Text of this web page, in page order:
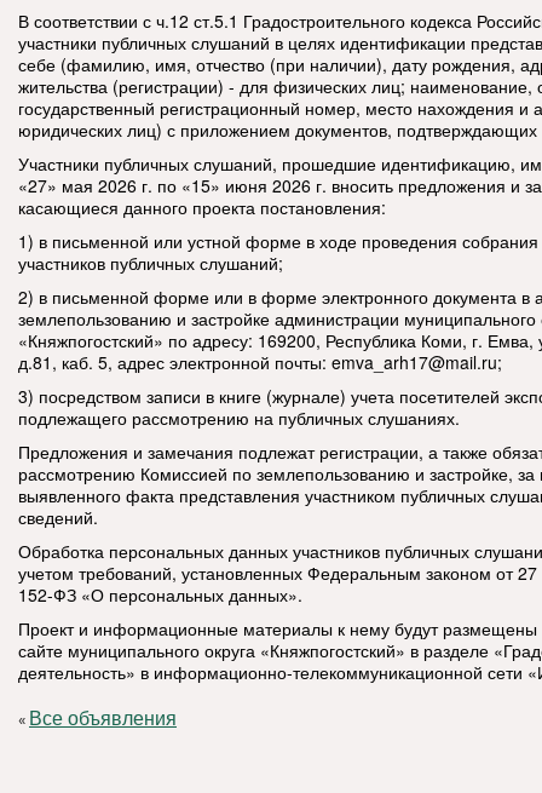
В соответствии с ч.12 ст.5.1 Градостроительного кодекса
участники публичных слушаний в целях идентификации
себе (фамилию, имя, отчество (при наличии), дату рождения,
жительства (регистрации) - для физических лиц; наименование,
государственный регистрационный номер, место нахождения и
юридических лиц) с приложением документов, подтверждающих
Участники публичных слушаний, прошедшие идентификацию,
«27» мая 2026 г. по «15» июня 2026 г. вносить предложения и
касающиеся данного проекта постановления:
1) в письменной или устной форме в ходе проведения
участников публичных слушаний;
2) в письменной форме или в форме электронного документа в
землепользованию и застройке администрации муниципального
«Княжпогостский» по адресу: 169200, Республика Коми, г. Емва,
д.81, каб. 5, адрес электронной почты: emva_arh17@mail.ru;
3) посредством записи в книге (журнале) учета посетителей
подлежащего рассмотрению на публичных слушаниях.
Предложения и замечания подлежат регистрации, а также
рассмотрению Комиссией по землепользованию и застройке,
выявленного факта представления участником публичных
сведений.
Обработка персональных данных участников публичных
учетом требований, установленных Федеральным законом от
152-ФЗ «О персональных данных».
Проект и информационные материалы к нему будут
сайте муниципального округа «Княжпогостский» в разделе
деятельность» в информационно-телекоммуникационной сети
« Все объявления